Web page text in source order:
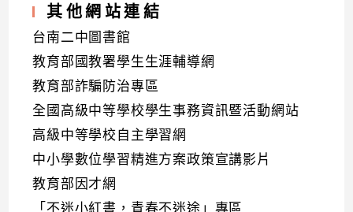
其他網站連結
台南二中圖書館
教育部國教署學生生涯輔導網
教育部詐騙防治專區
全國高級中等學校學生事務資訊暨活動網站
高級中等學校自主學習網
中小學數位學習精進方案政策宣講影片
教育部因才網
「不迷小紅書，青春不迷途」專區